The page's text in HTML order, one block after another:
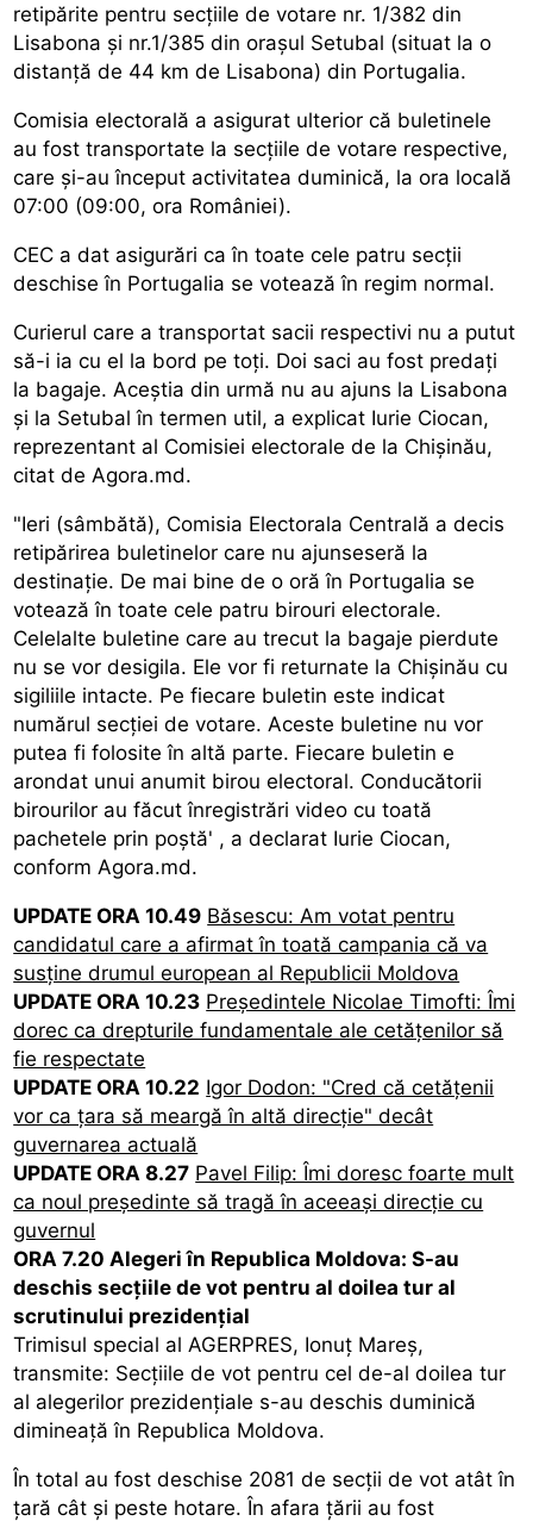
retipărite pentru secțiile de votare nr. 1/382 din
Lisabona și nr.1/385 din orașul Setubal (situat la o
distanță de 44 km de Lisabona) din Portugalia.
Comisia electorală a asigurat ulterior că buletinele
au fost transportate la secțiile de votare respective,
care și-au început activitatea duminică, la ora locală
07:00 (09:00, ora României).
CEC a dat asigurări ca în toate cele patru secții
deschise în Portugalia se votează în regim normal.
Curierul care a transportat sacii respectivi nu a putut
să-i ia cu el la bord pe toți. Doi saci au fost predați
la bagaje. Aceștia din urmă nu au ajuns la Lisabona
și la Setubal în termen util, a explicat Iurie Ciocan,
reprezentant al Comisiei electorale de la Chișinău,
citat de Agora.md.
"Ieri (sâmbătă), Comisia Electorala Centrală a decis
retipărirea buletinelor care nu ajunseseră la
destinație. De mai bine de o oră în Portugalia se
votează în toate cele patru birouri electorale.
Celelalte buletine care au trecut la bagaje pierdute
nu se vor desigila. Ele vor fi returnate la Chișinău cu
sigiliile intacte. Pe fiecare buletin este indicat
numărul secției de votare. Aceste buletine nu vor
putea fi folosite în altă parte. Fiecare buletin e
arondat unui anumit birou electoral. Conducătorii
birourilor au făcut înregistrări video cu toată
pachetele prin poștă' , a declarat Iurie Ciocan,
conform Agora.md.
UPDATE ORA 10.49 Băsescu: Am votat pentru
candidatul care a afirmat în toată campania că va
susține drumul european al Republicii Moldova
UPDATE ORA 10.23 Președintele Nicolae Timofti: Îmi
dorec ca drepturile fundamentale ale cetățenilor să
fie respectate
UPDATE ORA 10.22 Igor Dodon: "Cred că cetățenii
vor ca țara să meargă în altă direcție" decât
guvernarea actuală
UPDATE ORA 8.27 Pavel Filip: Îmi doresc foarte mult
ca noul președinte să tragă în aceeași direcție cu
guvernul
ORA 7.20 Alegeri în Republica Moldova: S-au
deschis secțiile de vot pentru al doilea tur al
scrutinului prezidențial
Trimisul special al AGERPRES, Ionuț Mareș,
transmite: Secțiile de vot pentru cel de-al doilea tur
al alegerilor prezidențiale s-au deschis duminică
dimineață în Republica Moldova.
În total au fost deschise 2081 de secții de vot atât în
țară cât și peste hotare. În afara țării au fost